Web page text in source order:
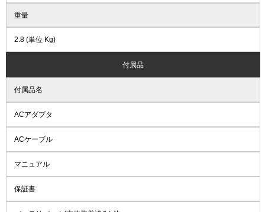
重量
2.8 (単位 Kg)
付属品
付属品名
ACアダプタ
ACケーブル
マニュアル
保証書